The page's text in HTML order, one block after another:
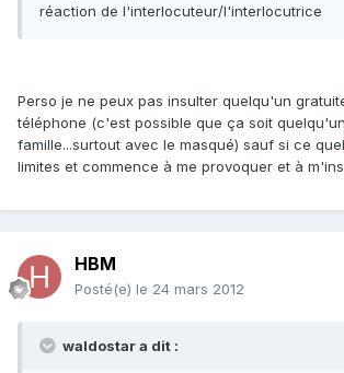
réaction de l'interlocuteur/l'interlocutrice
Perso je ne peux pas insulter quelqu'un
téléphone (c'est possible que ça soit
famille...surtout avec le masqué) sauf si ce
limites et commence à me provoquer et à
HBM
Posté(e) le 24 mars 2012
waldostar a dit :